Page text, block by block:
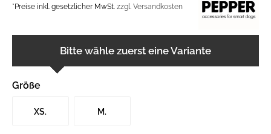
*Preise inkl. gesetzlicher MwSt. zzgl. Versandkosten
Bitte wähle zuerst eine Variante
Größe
XS. M.